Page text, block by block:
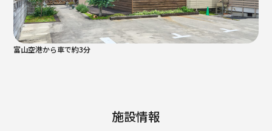
富山空港から車で約3分
施設情報